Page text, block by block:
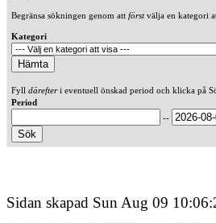
Begränsa sökningen genom att förstvälja en kategori
Kategori
Fyll därefteri eventuell önskad period och klicka på
Period
--
Sidan skapad Sun Aug 09